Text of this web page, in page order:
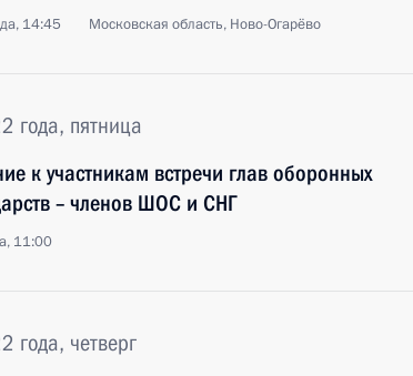
14:45 Московская область, Ново-Огарёво
года, пятница
к участникам встречи глав оборонных
– членов ШОС и СНГ
11:00
года, четверг